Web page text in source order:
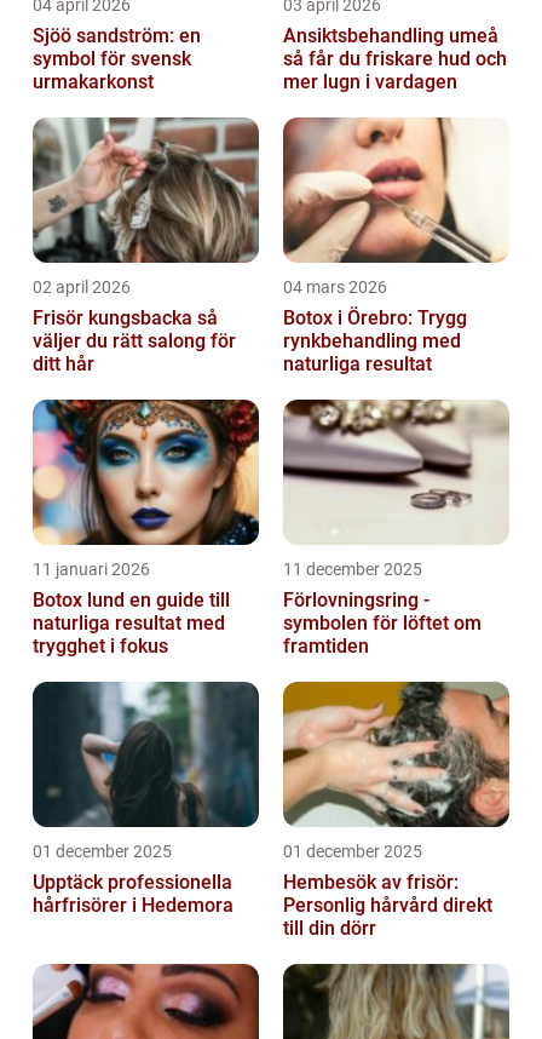
04 april 2026
Sjöö sandström: en
symbol för svensk
urmakarkonst
03 april 2026
Ansiktsbehandling umeå
så får du friskare hud och
mer lugn i vardagen
02 april 2026
Frisör kungsbacka så
väljer du rätt salong för
ditt hår
04 mars 2026
Botox i Örebro: Trygg
rynkbehandling med
naturliga resultat
11 januari 2026
Botox lund en guide till
naturliga resultat med
trygghet i fokus
11 december 2025
Förlovningsring -
symbolen för löftet om
framtiden
01 december 2025
Upptäck professionella
hårfrisörer i Hedemora
01 december 2025
Hembesök av frisör:
Personlig hårvård direkt
till din dörr